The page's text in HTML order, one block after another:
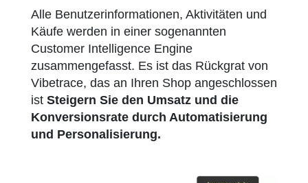
Alle Benutzerinformationen, Aktivitäten und
Käufe werden in einer sogenannten
Customer Intelligence Engine
zusammengefasst. Es ist das Rückgrat von
Vibetrace, das an Ihren Shop angeschlossen
ist Steigern Sie den Umsatz und die
Konversionsrate durch Automatisierung
und Personalisierung.